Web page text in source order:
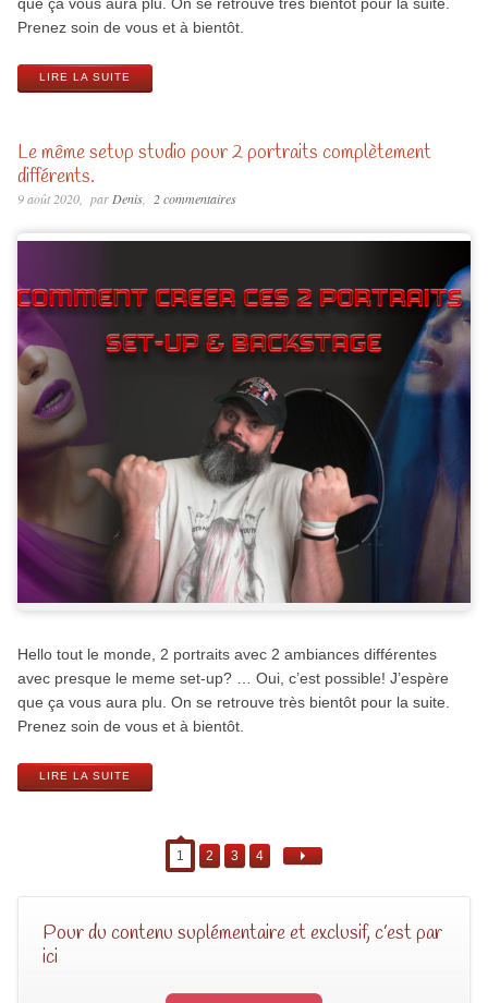
Prenez soin de vous et à bientôt.
LIRE LA SUITE
Le même setup studio pour 2 portraits complètement
différents.
9 août 2020 parDenis 2 commentaires
Hello tout le monde, 2 portraits avec 2 ambiances différentes
avec presque le meme set-up? … Oui, c’est possible! J’espère
que ça vous aura plu. On se retrouve très bientôt pour la suite.
Prenez soin de vous et à bientôt.
LIRE LA SUITE
1 2 3 4
Pour du contenu suplémentaire et exclusif, c’est par
ici